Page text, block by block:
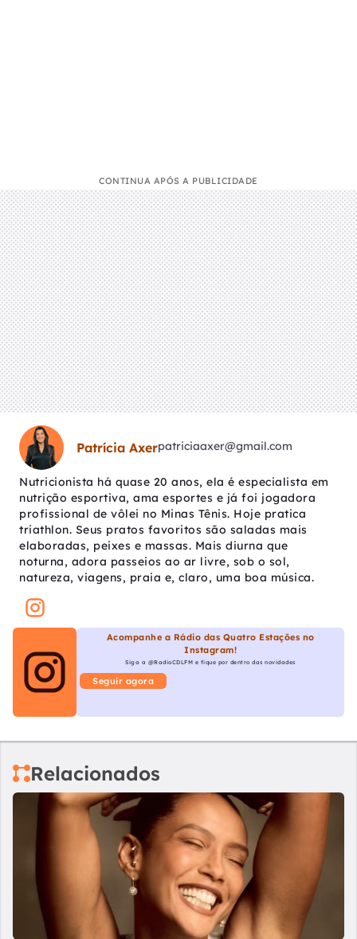
CONTINUA APÓS A PUBLICIDADE
Patrícia Axerpatriciaaxer@gmail.com
Nutricionista há quase 20 anos, ela é especialista em
nutrição esportiva, ama esportes e já foi jogadora
profissional de vôlei no Minas Tênis. Hoje pratica
triathlon. Seus pratos favoritos são saladas mais
elaboradas, peixes e massas. Mais diurna que
noturna, adora passeios ao ar livre, sob o sol,
natureza, viagens, praia e, claro, uma boa música.
Acompanhe a Rádio das Quatro Estações no
Instagram!
Siga a @RadioCDLFM e fique por dentro das novidades
Seguir agora
Relacionados